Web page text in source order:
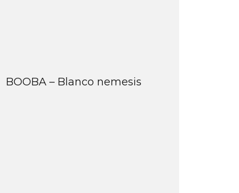
BOOBA – Blanco nemesis